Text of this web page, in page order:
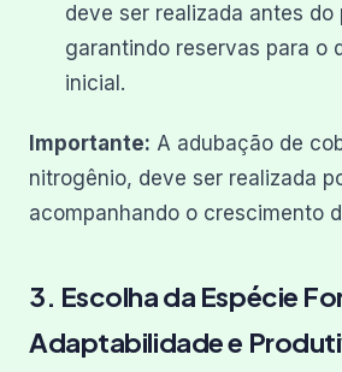
deve ser realizada antes do
garantindo reservas para o
inicial.
Importante: A adubação de
nitrogênio, deve ser realizada
acompanhando o crescimento
3. Escolha da Espécie
Adaptabilidade e